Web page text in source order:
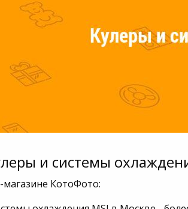
и системы
КотоФото: